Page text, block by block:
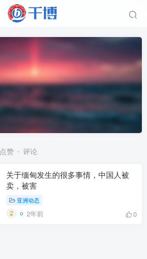
点赞 评论
关于缅甸发生的很多事情，中国人被
卖，被害
亚洲动态
2年前 0